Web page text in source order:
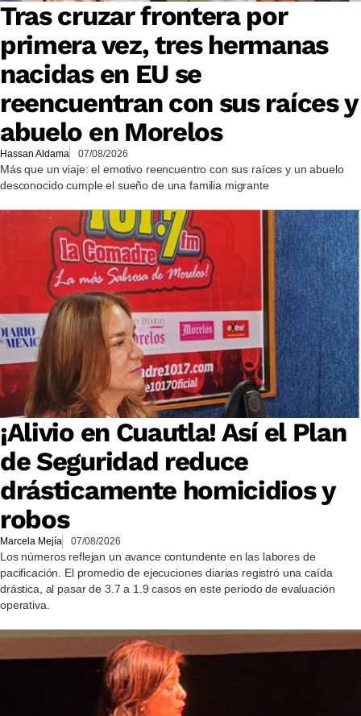
Tras cruzar frontera por
primera vez, tres hermanas
nacidas en EU se
reencuentran con sus raíces y
abuelo en Morelos
Hassan Aldama 07/08/2026
Más que un viaje: el emotivo reencuentro con sus raíces y un abuelo
desconocido cumple el sueño de una familia migrante
¡Alivio en Cuautla! Así el Plan
de Seguridad reduce
drásticamente homicidios y
robos
Marcela Mejía 07/08/2026
Los números reflejan un avance contundente en las labores de
pacificación. El promedio de ejecuciones diarias registró una caída
drástica, al pasar de 3.7 a 1.9 casos en este periodo de evaluación
operativa.